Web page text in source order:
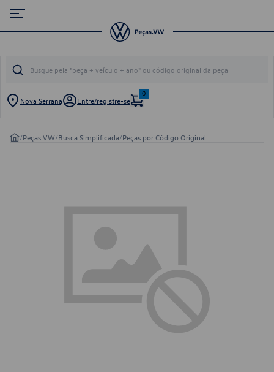
Nova Serrana Entre/registre-se
0
/Peças VW/Busca Simplificada/Peças por Código Original